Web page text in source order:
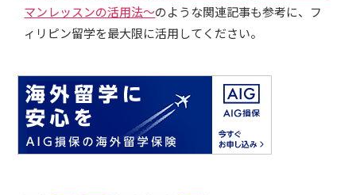
マンレッスンの活用法～のような関連記事も参考に、フ
ィリピン留学を最大限に活用してください。